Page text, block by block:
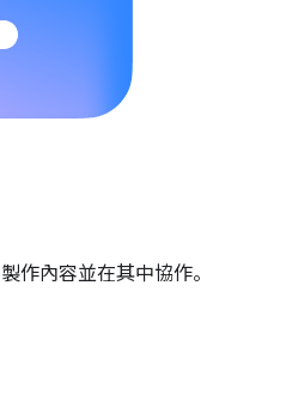
作內容並在其中協作。